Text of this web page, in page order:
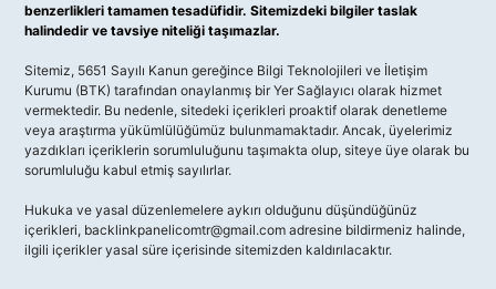
benzerlikleri tamamen tesadüfidir. Sitemizdeki bilgiler taslak
halindedir ve tavsiye niteliği taşımazlar.
Sitemiz, 5651 Sayılı Kanun gereğince Bilgi Teknolojileri ve İletişim
Kurumu (BTK) tarafından onaylanmış bir Yer Sağlayıcı olarak hizmet
vermektedir. Bu nedenle, sitedeki içerikleri proaktif olarak denetleme
veya araştırma yükümlülüğümüz bulunmamaktadır. Ancak, üyelerimiz
yazdıkları içeriklerin sorumluluğunu taşımakta olup, siteye üye olarak bu
sorumluluğu kabul etmiş sayılırlar.
Hukuka ve yasal düzenlemelere aykırı olduğunu düşündüğünüz
içerikleri, backlinkpanelicomtr@gmail.com adresine bildirmeniz halinde,
ilgili içerikler yasal süre içerisinde sitemizden kaldırılacaktır.